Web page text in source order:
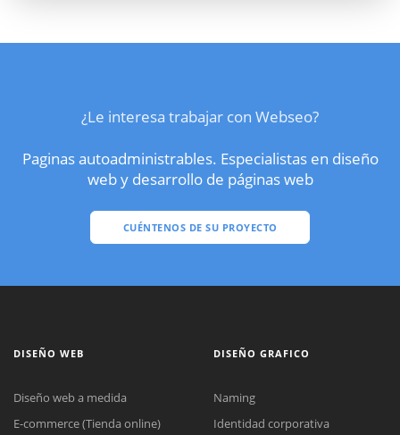
¿Le interesa trabajar con Webseo?
Paginas autoadministrables. Especialistas en diseño
web y desarrollo de páginas web
CUÉNTENOS DE SU PROYECTO
DISEÑO WEB
Diseño web a medida
E-commerce (Tienda online)
DISEÑO GRAFICO
Naming
Identidad corporativa